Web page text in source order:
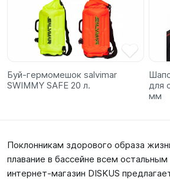
Буй-гермомешок salvimar
SWIMMY SAFE 20 л.
для
мм
Поклонникам здорового образа
плавание в бассейне всем
интернет-магазин DISKUS